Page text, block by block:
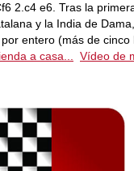
2.c4 e6. Tras la
y la India de
entero (más de cinco
a casa... Vídeo de